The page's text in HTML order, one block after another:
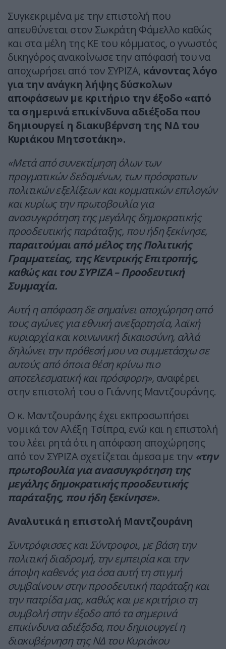
Συγκεκριμένα με την επιστολή που
απευθύνεται στον Σωκράτη Φάμελλο καθώς
και στα μέλη της ΚΕ του κόμματος, ο γνωστός
δικηγόρος ανακοίνωσε την απόφασή του να
αποχωρήσει από τον ΣΥΡΙΖΑ, κάνοντας λόγο
για την ανάγκη λήψης δύσκολων
αποφάσεων με κριτήριο την έξοδο «από
τα σημερινά επικίνδυνα αδιέξοδα που
δημιουργεί η διακυβέρνση της ΝΔ του
Κυριάκου Μητσοτάκη».
«Μετά από συνεκτίμηση όλων των
πραγματικών δεδομένων, των πρόσφατων
πολιτικών εξελίξεων και κομματικών επιλογών
και κυρίως την πρωτοβουλία για
ανασυγκρότηση της μεγάλης δημοκρατικής
προοδευτικής παράταξης, που ήδη ξεκίνησε,
παραιτούμαι από μέλος της Πολιτικής
Γραμματείας, της Κεντρικής Επιτροπής,
καθώς και του ΣΥΡΙΖΑ – Προοδευτική
Συμμαχία.
Αυτή η απόφαση δε σημαίνει αποχώρηση από
τους αγώνες για εθνική ανεξαρτησία, λαϊκή
κυριαρχία και κοινωνική δικαιοσύνη, αλλά
δηλώνει την πρόθεσή μου να συμμετάσχω σε
αυτούς από όποια θέση κρίνω πιο
αποτελεσματική και πρόσφορη», αναφέρει
στην επιστολή του ο Γιάννης Μαντζουράνης.
Ο κ. Μαντζουράνης έχει εκπροσωπήσει
νομικά τον Αλέξη Τσίπρα, ενώ και η επιστολή
του λέει ρητά ότι η απόφαση αποχώρησης
από τον ΣΥΡΙΖΑ σχετίζεται άμεσα με την «την
πρωτοβουλία για ανασυγκρότηση της
μεγάλης δημοκρατικής προοδευτικής
παράταξης, που ήδη ξεκίνησε».
Αναλυτικά η επιστολή Μαντζουράνη
Συντρόφισσες και Σύντροφοι, με βάση την
πολιτική διαδρομή, την εμπειρία και την
άποψη καθενός για όσα αυτή τη στιγμή
συμβαίνουν στην προοδευτική παράταξη και
την πατρίδα μας, καθώς και με κριτήριο τη
συμβολή στην έξοδο από τα σημερινά
επικίνδυνα αδιέξοδα, που δημιουργεί η
διακυβέρνηση της ΝΔ του Κυριάκου